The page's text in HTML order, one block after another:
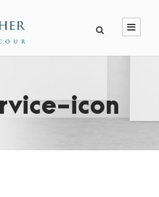
icon